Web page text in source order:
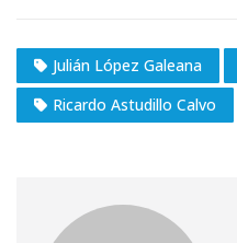
Julián López Galeana
Ricardo Astudillo Calvo